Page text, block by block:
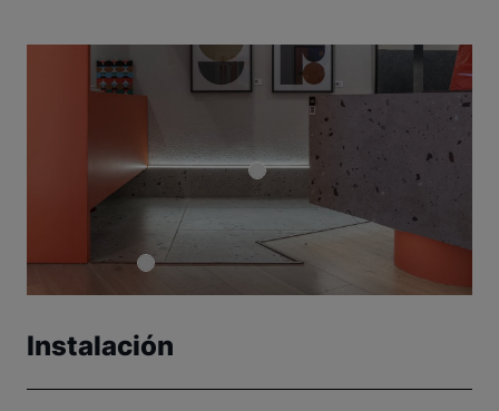
Instalación